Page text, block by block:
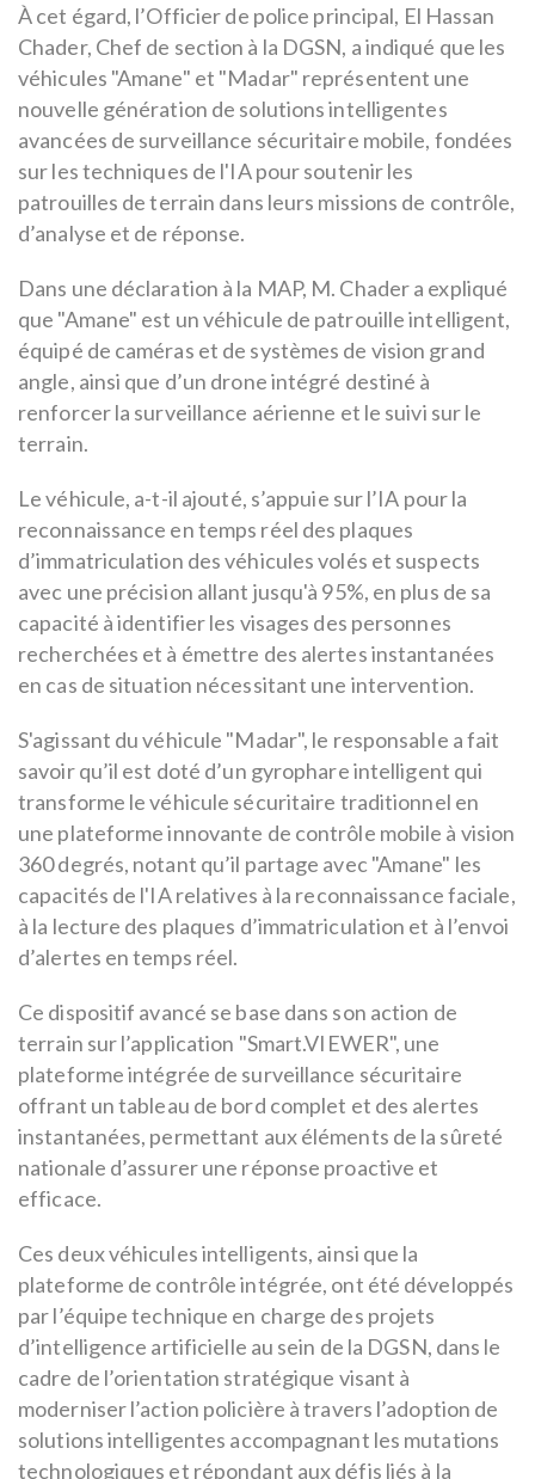
À cet égard, l’Officier de police principal, El Hassan
Chader, Chef de section à la DGSN, a indiqué que les
véhicules "Amane" et "Madar" représentent une
nouvelle génération de solutions intelligentes
avancées de surveillance sécuritaire mobile, fondées
sur les techniques de l'IA pour soutenir les
patrouilles de terrain dans leurs missions de contrôle,
d’analyse et de réponse.
Dans une déclaration à la MAP, M. Chader a expliqué
que "Amane" est un véhicule de patrouille intelligent,
équipé de caméras et de systèmes de vision grand
angle, ainsi que d’un drone intégré destiné à
renforcer la surveillance aérienne et le suivi sur le
terrain.
Le véhicule, a-t-il ajouté, s’appuie sur l’IA pour la
reconnaissance en temps réel des plaques
d’immatriculation des véhicules volés et suspects
avec une précision allant jusqu'à 95%, en plus de sa
capacité à identifier les visages des personnes
recherchées et à émettre des alertes instantanées
en cas de situation nécessitant une intervention.
S'agissant du véhicule "Madar", le responsable a fait
savoir qu’il est doté d’un gyrophare intelligent qui
transforme le véhicule sécuritaire traditionnel en
une plateforme innovante de contrôle mobile à vision
360 degrés, notant qu’il partage avec "Amane" les
capacités de l'IA relatives à la reconnaissance faciale,
à la lecture des plaques d’immatriculation et à l’envoi
d’alertes en temps réel.
Ce dispositif avancé se base dans son action de
terrain sur l’application "Smart.VIEWER", une
plateforme intégrée de surveillance sécuritaire
offrant un tableau de bord complet et des alertes
instantanées, permettant aux éléments de la sûreté
nationale d’assurer une réponse proactive et
efficace.
Ces deux véhicules intelligents, ainsi que la
plateforme de contrôle intégrée, ont été développés
par l’équipe technique en charge des projets
d’intelligence artificielle au sein de la DGSN, dans le
cadre de l’orientation stratégique visant à
moderniser l’action policière à travers l’adoption de
solutions intelligentes accompagnant les mutations
technologiques et répondant aux défis liés à la